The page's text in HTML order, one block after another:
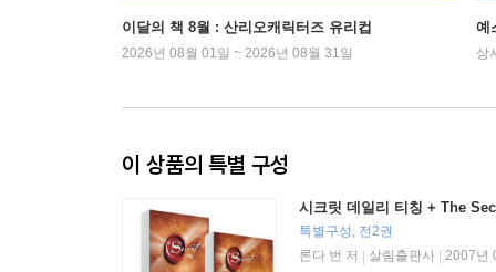
이달의 책 8월 : 산리오캐릭터즈 유리컵
2026년 08월 01일 ~ 2026년 08월 31일
예
상
이 상품의 특별 구성
시크릿 데일리 티칭 + The
특별구성, 전2권
론다 번 저
살림출판사
2007년